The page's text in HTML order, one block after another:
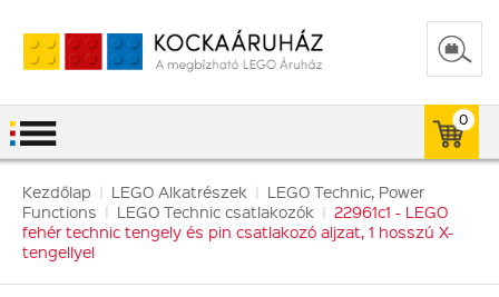
0
Kezdőlap | LEGO Alkatrészek | LEGO Technic, Power
Functions | LEGO Technic csatlakozók | 22961c1 - LEGO
fehér technic tengely és pin csatlakozó aljzat, 1 hosszú X-
tengellyel